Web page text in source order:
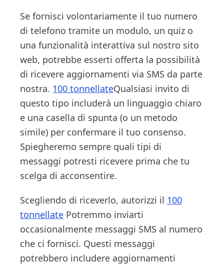
Se fornisci volontariamente il tuo numero
di telefono tramite un modulo, un quiz o
una funzionalità interattiva sul nostro sito
web, potrebbe esserti offerta la possibilità
di ricevere aggiornamenti via SMS da parte
nostra. 100 tonnellateQualsiasi invito di
questo tipo includerà un linguaggio chiaro
e una casella di spunta (o un metodo
simile) per confermare il tuo consenso.
Spiegheremo sempre quali tipi di
messaggi potresti ricevere prima che tu
scelga di acconsentire.
Scegliendo di riceverlo, autorizzi il 100
tonnellate Potremmo inviarti
occasionalmente messaggi SMS al numero
che ci fornisci. Questi messaggi
potrebbero includere aggiornamenti